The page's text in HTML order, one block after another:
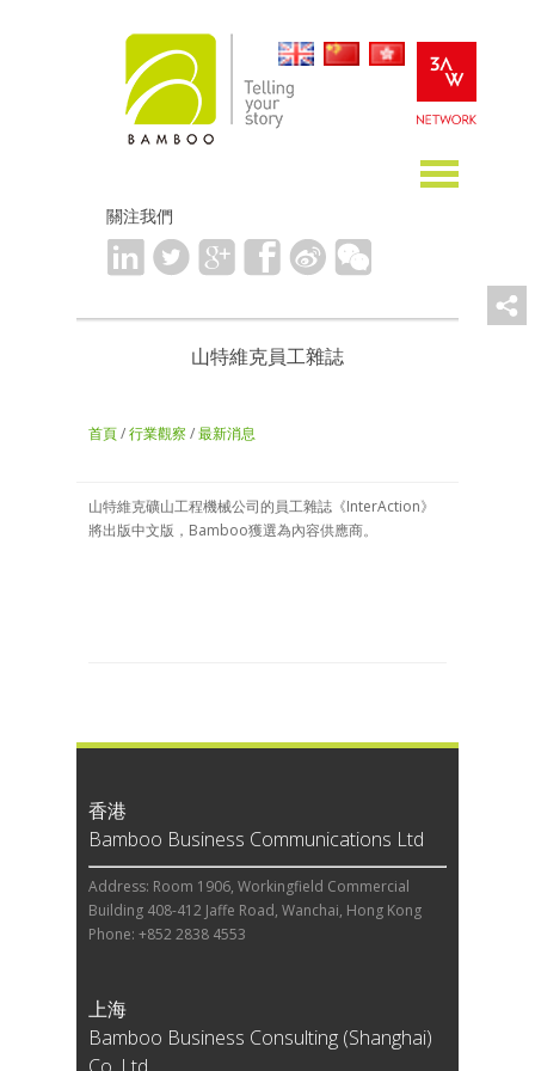
關注我們
山特維克員工雜誌
首頁/行業觀察 /最新消息
山特維克礦山工程機械公司的員工雜誌《InterAction》
將出版中文版，Bamboo獲選為內容供應商。
香港
Bamboo Business Communications Ltd
Address: Room 1906, Workingfield Commercial
Building 408-412 Jaffe Road, Wanchai, Hong Kong
Phone: +852 2838 4553
上海
Bamboo Business Consulting (Shanghai)